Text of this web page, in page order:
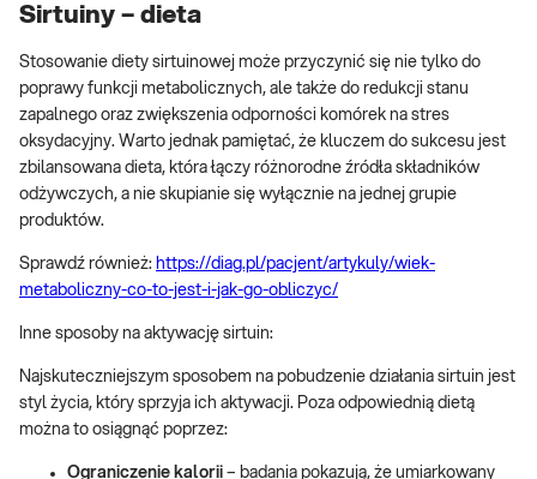
Sirtuiny – dieta
Stosowanie diety sirtuinowej może przyczynić się nie tylko do
poprawy funkcji metabolicznych, ale także do redukcji stanu
zapalnego oraz zwiększenia odporności komórek na stres
oksydacyjny. Warto jednak pamiętać, że kluczem do sukcesu jest
zbilansowana dieta, która łączy różnorodne źródła składników
odżywczych, a nie skupianie się wyłącznie na jednej grupie
produktów.
Sprawdź również: https://diag.pl/pacjent/artykuly/wiek-
metaboliczny-co-to-jest-i-jak-go-obliczyc/
Inne sposoby na aktywację sirtuin:
Najskuteczniejszym sposobem na pobudzenie działania sirtuin jest
styl życia, który sprzyja ich aktywacji. Poza odpowiednią dietą
można to osiągnąć poprzez:
Ograniczenie kalorii – badania pokazują, że umiarkowany